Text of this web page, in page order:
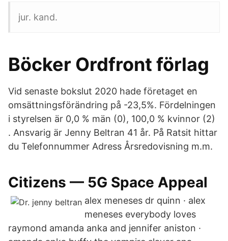
jur. kand.
Böcker Ordfront förlag
Vid senaste bokslut 2020 hade företaget en
omsättningsförändring på -23,5%. Fördelningen
i styrelsen är 0,0 % män (0), 100,0 % kvinnor (2)
. Ansvarig är Jenny Beltran 41 år. På Ratsit hittar
du Telefonnummer Adress Årsredovisning m.m.
Citizens — 5G Space Appeal
alex meneses dr quinn · alex
meneses everybody loves
raymond amanda anka and jennifer aniston ·